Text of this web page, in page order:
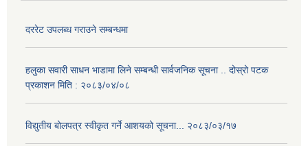
दररेट उपलब्ध गराउने सम्बन्धमा
हलुका सवारी साधन भाडामा लिने सम्बन्धी सार्वजनिक सूचना .. दोस्रो पटक
प्रकाशन मिति : २०८३/०४/०८
विद्युतीय बोलपत्र स्वीकृत गर्ने आशयको सूचना... २०८३/०३/१७